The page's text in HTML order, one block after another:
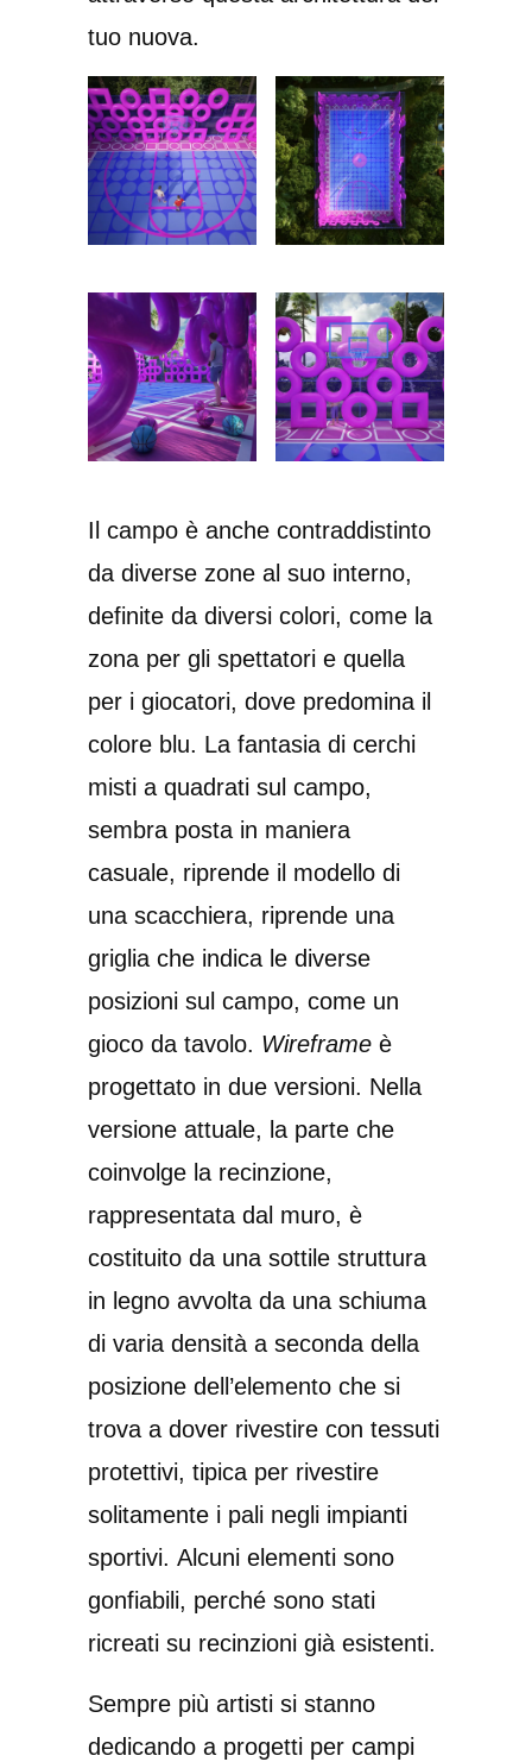
tuo nuova.
Il campo è anche contraddistinto
da diverse zone al suo interno,
definite da diversi colori, come la
zona per gli spettatori e quella
per i giocatori, dove predomina il
colore blu. La fantasia di cerchi
misti a quadrati sul campo,
sembra posta in maniera
casuale, riprende il modello di
una scacchiera, riprende una
griglia che indica le diverse
posizioni sul campo, come un
gioco da tavolo. Wireframe è
progettato in due versioni. Nella
versione attuale, la parte che
coinvolge la recinzione,
rappresentata dal muro, è
costituito da una sottile struttura
in legno avvolta da una schiuma
di varia densità a seconda della
posizione dell’elemento che si
trova a dover rivestire con tessuti
protettivi, tipica per rivestire
solitamente i pali negli impianti
sportivi. Alcuni elementi sono
gonfiabili, perché sono stati
ricreati su recinzioni già esistenti.
Sempre più artisti si stanno
dedicando a progetti per campi